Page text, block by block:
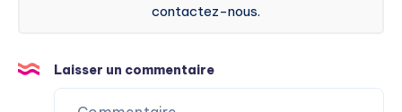
contactez-nous.
Laisser un commentaire